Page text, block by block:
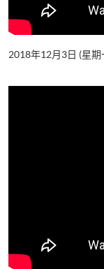
2018年12月3日 (星期